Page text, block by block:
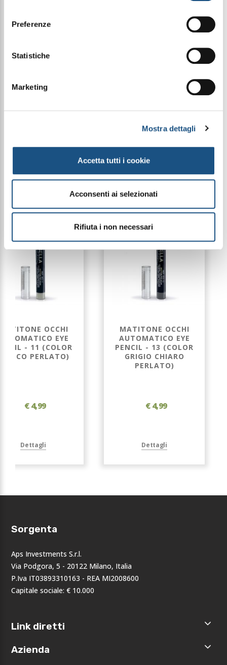
Preferenze
Statistiche
Marketing
Mostra dettagli
Accetta tutti i cookie
Acconsenti ai selezionati
Rifiuta i non necessari
Facebook
Smalto per unghie effetto Gel da 13mL.
Colore: Giallo Fluo
indicative e possono variare a seconda della
PRODOTTI CORRELATI
OCCHI
EYE
- 11 (COLOR
PERLATO)
€ 4,99
Dettagli
MATITONE OCCHI
AUTOMATICO EYE
PENCIL - 13 (COLOR
GRIGIO CHIARO
PERLATO)
€ 4,99
Dettagli
Sorgenta
Aps Investments S.r.l.
Via Podgora, 5 - 20122 Milano, Italia
P.Iva IT03893310163 - REA MI2008600
Capitale sociale: € 10.000
Link diretti
Home
Azienda